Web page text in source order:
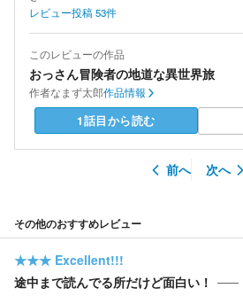
レビュー投稿53件
このレビューの作品
おっさん冒険者の地道な異世界旅
作者なまず太郎作品情報
1話目から読む
前へ 次へ
その他のおすすめレビュー
★★★ Excellent!!!
途中まで読んでる所だけど面白い！